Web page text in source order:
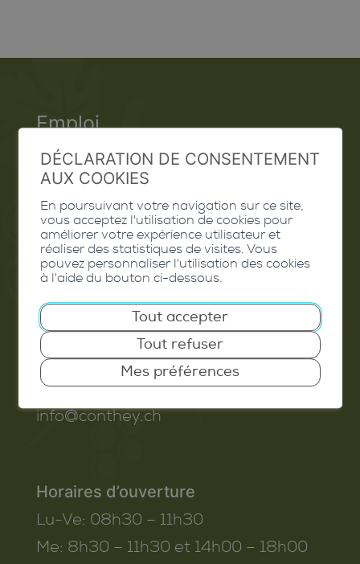
Emploi
Contact
Extranet
Valais Excellence
Commune de Conthey
Route de Savoie 54
1975 St-Séverin
T. 027 345 45 45
info@conthey.ch
Horaires d’ouverture
Lu-Ve: 08h30 – 11h30
Me: 8h30 – 11h30 et 14h00 – 18h00
DÉCLARATION DE CONSENTEMENT
AUX COOKIES
En poursuivant votre navigation sur ce site,
vous acceptez l'utilisation de cookies pour
améliorer votre expérience utilisateur et
réaliser des statistiques de visites. Vous
pouvez personnaliser l'utilisation des cookies
à l'aide du bouton ci-dessous.
Tout accepter
Tout refuser
Mes préférences